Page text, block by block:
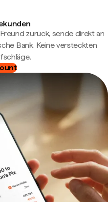
zurück, sende direkt an
Bank. Keine versteckten